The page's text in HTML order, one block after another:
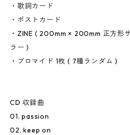
・歌詞カード
・ポストカード
・ZINE ( 200mm × 200mm 正方形
ラー )
・ブロマイド 1枚 ( 7種ランダム )
CD 収録曲
01. passion
02. keep on